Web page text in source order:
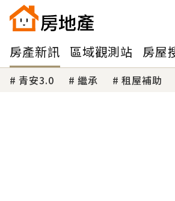
房產新訊 區域觀測站 房屋
青安3.0 繼承 租屋補助